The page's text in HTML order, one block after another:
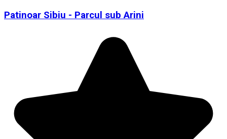
Patinoar Sibiu - Parcul sub Arini